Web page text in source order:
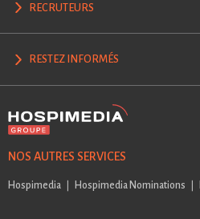
RECRUTEURS
RESTEZ INFORMÉS
NOS AUTRES SERVICES
Hospimedia Hospimedia Nominations